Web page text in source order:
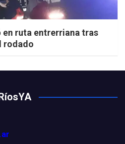
ruta entrerriana tras
rodado